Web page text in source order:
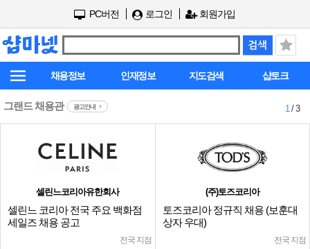
PC버전 로그인 회원가입
채용정보 인재정보 지도검색 샵토크
그랜드 채용관 광고안내 1/ 3
셀린느코리아유한회사
셀린느 코리아 전국 주요 백화점
세일즈 채용 공고
전국 지점
(주)토즈코리아
토즈코리아 정규직 채용 (보훈대
상자 우대)
전국 지점